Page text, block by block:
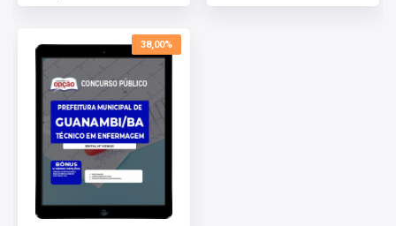
38,00%